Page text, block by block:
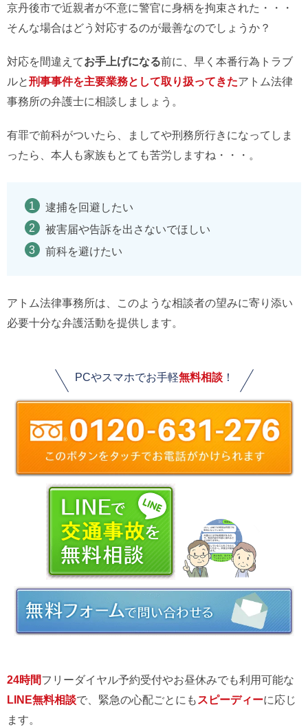
京丹後市で近親者が不意に警官に身柄を拘束された・・・
そんな場合はどう対応するのが最善なのでしょうか？
対応を間違えてお手上げになる前に、早く本番行為トラブ
ルと刑事事件を主要業務として取り扱ってきたアトム法律
事務所の弁護士に相談しましょう。
有罪で前科がついたら、ましてや刑務所行きになってしま
ったら、本人も家族もとても苦労しますね・・・。
逮捕を回避したい
被害届や告訴を出さないでほしい
前科を避けたい
アトム法律事務所は、このような相談者の望みに寄り添い
必要十分な弁護活動を提供します。
PCやスマホでお手軽無料相談！
24時間フリーダイヤル予約受付やお昼休みでも利用可能な
LINE無料相談で、緊急の心配ごとにも スピーディーに応じ
ます。